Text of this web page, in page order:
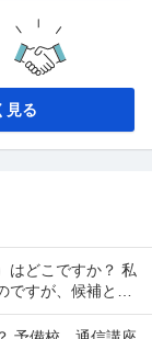
見る
はどこですか？ 私
すが、候補とし
原...